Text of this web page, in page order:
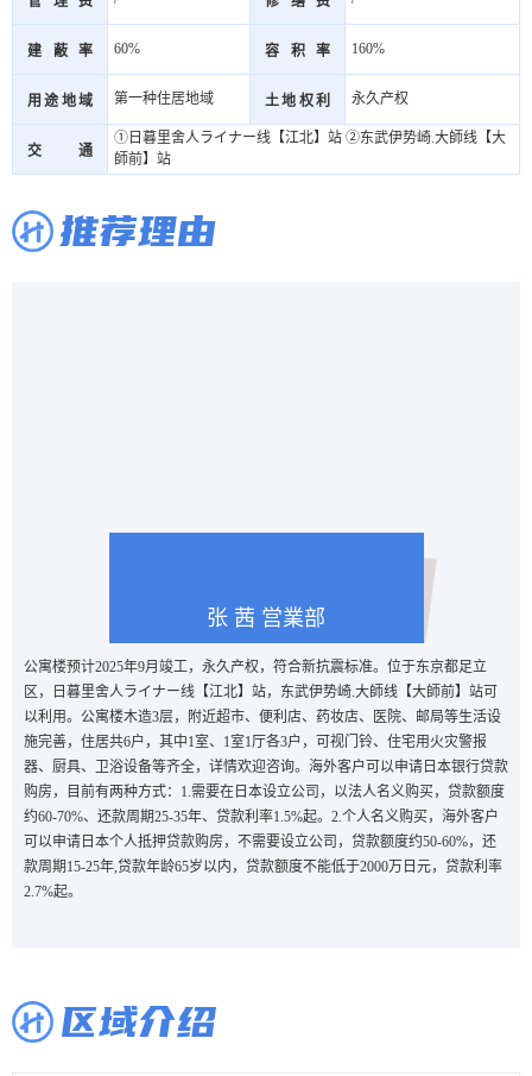
建蔽率 60% 容积率 160%
用途地域 第一种住居地域 土地权利 永久产权
交通
①日暮里舍人ライナー线【江北】站 ②东武伊势崎.大師线【大
師前】站
推荐理由
张 茜 営業部
公寓楼预计2025年9月竣工，永久产权，符合新抗震标准。 位于东京都足立
区，
日暮里舍人ライナー线 【江北】站， 东武伊势崎.大師线 【大師前】站可
以利用。 公寓楼木造3层，附近超市、便利店、药妆店、医院、邮局等生活设
施完善，住居共6户，其中1室、1室1厅各3户，可视门铃、住宅用火灾警报
器、厨具、卫浴设备等齐全， 详情欢迎咨询。海外客户可以申请日本银行贷款
购房，目前有两种方式：1.需要在日本设立公司，以法人名义购买，贷款额度
约60-70%、还款周期25-35年、贷款利率1.5%起。2.个人名义购买，海外客户
可以申请日本个人抵押贷款购房，不需要设立公司，贷款额度约50-60%，还
款周期15-25年,贷款年龄65岁以内，贷款额度不能低于2000万日元，贷款利率
2.7%起。
区域介绍